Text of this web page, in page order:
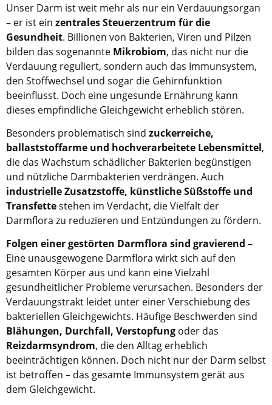
Unser Darm ist weit mehr als nur ein Verdauungsorgan
– er ist ein zentrales Steuerzentrum für die
Gesundheit. Billionen von Bakterien, Viren und Pilzen
bilden das sogenannte Mikrobiom, das nicht nur die
Verdauung reguliert, sondern auch das Immunsystem,
den Stoffwechsel und sogar die Gehirnfunktion
beeinflusst. Doch eine ungesunde Ernährung kann
dieses empfindliche Gleichgewicht erheblich stören.
Besonders problematisch sind zuckerreiche,
ballaststoffarme und hochverarbeitete Lebensmittel,
die das Wachstum schädlicher Bakterien begünstigen
und nützliche Darmbakterien verdrängen. Auch
industrielle Zusatzstoffe, künstliche Süßstoffe und
Transfettestehen im Verdacht, die Vielfalt der
Darmflora zu reduzieren und Entzündungen zu fördern.
Folgen einer gestörten Darmflora sind gravierend –
Eine unausgewogene Darmflora wirkt sich auf den
gesamten Körper aus und kann eine Vielzahl
gesundheitlicher Probleme verursachen. Besonders der
Verdauungstrakt leidet unter einer Verschiebung des
bakteriellen Gleichgewichts. Häufige Beschwerden sind
Blähungen, Durchfall, Verstopfung oder das
Reizdarmsyndrom, die den Alltag erheblich
beeinträchtigen können. Doch nicht nur der Darm selbst
ist betroffen – das gesamte Immunsystem gerät aus
dem Gleichgewicht.